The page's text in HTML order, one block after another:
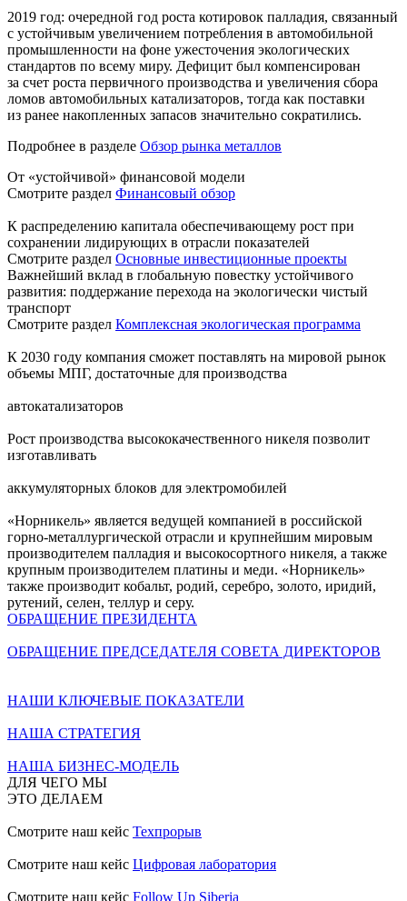
2019 год: очередной год роста котировок палладия, связанный
с устойчивым увеличением потребления в автомобильной
промышленности на фоне ужесточения экологических
стандартов по всему миру. Дефицит был компенсирован
за счет роста первичного производства и увеличения сбора
ломов автомобильных катализаторов, тогда как поставки
из ранее накопленных запасов значительно сократились.
Подробнее в разделе Обзор рынка металлов
От «устойчивой» финансовой модели
Смотрите раздел Финансовый обзор
К распределению капитала обеспечивающему рост при
сохранении лидирующих в отрасли показателей
Смотрите раздел Основные инвестиционные проекты
Важнейший вклад в глобальную повестку устойчивого
развития: поддержание перехода на экологически чистый
транспорт
Смотрите раздел Комплексная экологическая программа
К 2030 году компания сможет поставлять на мировой рынок
объемы МПГ, достаточные для производства
автокатализаторов
Рост производства высококачественного никеля позволит
изготавливать
аккумуляторных блоков для электромобилей
«Норникель» является ведущей компанией в российской
горно-металлургической отрасли и крупнейшим мировым
производителем палладия и высокосортного никеля, а также
крупным производителем платины и меди. «Норникель»
также производит кобальт, родий, серебро, золото, иридий,
рутений, селен, теллур и серу.
ОБРАЩЕНИЕ ПРЕЗИДЕНТА
ОБРАЩЕНИЕ ПРЕДСЕДАТЕЛЯ СОВЕТА ДИРЕКТОРОВ
НАШИ КЛЮЧЕВЫЕ ПОКАЗАТЕЛИ
НАША СТРАТЕГИЯ
НАША БИЗНЕС-МОДЕЛЬ
ДЛЯ ЧЕГО МЫ
ЭТО ДЕЛАЕМ
Смотрите наш кейс Техпрорыв
Смотрите наш кейс Цифровая лаборатория
Смотрите наш кейс Follow Up Siberia